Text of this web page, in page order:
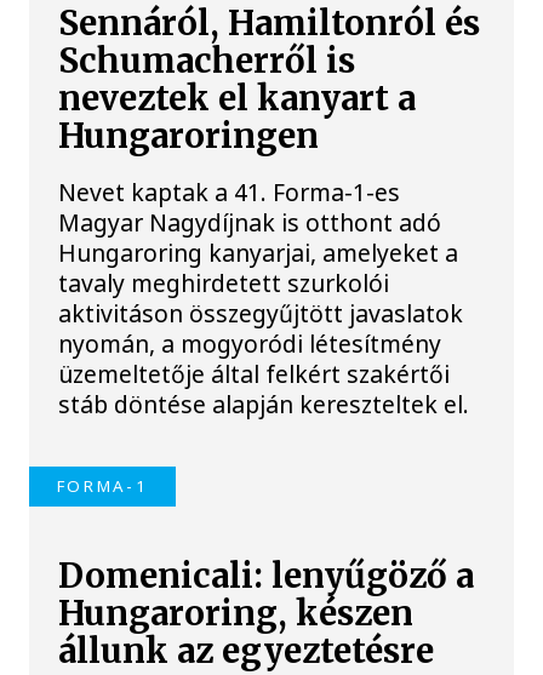
Sennáról, Hamiltonról és
Schumacherről is
neveztek el kanyart a
Hungaroringen
Nevet kaptak a 41. Forma-1-es
Magyar Nagydíjnak is otthont adó
Hungaroring kanyarjai, amelyeket a
tavaly meghirdetett szurkolói
aktivitáson összegyűjtött javaslatok
nyomán, a mogyoródi létesítmény
üzemeltetője által felkért szakértői
stáb döntése alapján kereszteltek el.
FORMA-1
Domenicali: lenyűgöző a
Hungaroring, készen
állunk az egyeztetésre